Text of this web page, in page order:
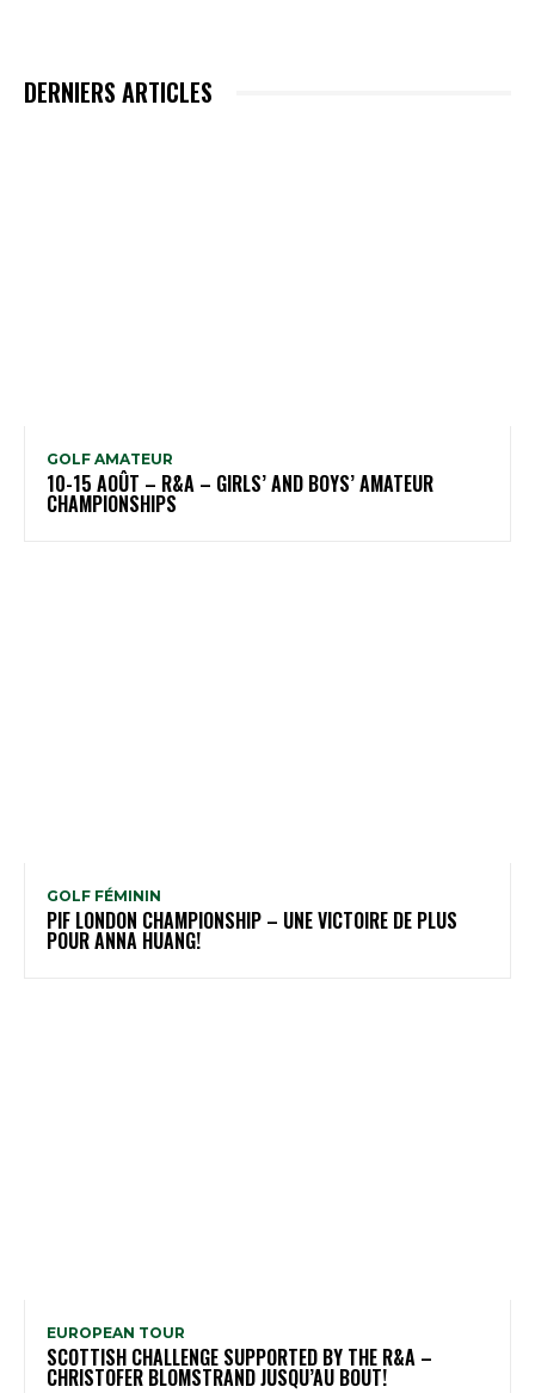
DERNIERS ARTICLES
GOLF AMATEUR
10-15 AOÛT – R&A – GIRLS’ AND BOYS’ AMATEUR
CHAMPIONSHIPS
GOLF FÉMININ
PIF LONDON CHAMPIONSHIP – UNE VICTOIRE DE PLUS
POUR ANNA HUANG!
EUROPEAN TOUR
SCOTTISH CHALLENGE SUPPORTED BY THE R&A –
CHRISTOFER BLOMSTRAND JUSQU’AU BOUT!